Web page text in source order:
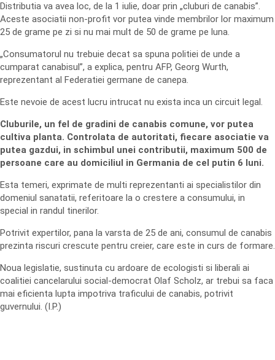
Distributia va avea loc, de la 1 iulie, doar prin „cluburi de canabis”.
Aceste asociatii non-profit vor putea vinde membrilor lor maximum
25 de grame pe zi si nu mai mult de 50 de grame pe luna.
„Consumatorul nu trebuie decat sa spuna politiei de unde a
cumparat canabisul”, a explica, pentru AFP, Georg Wurth,
reprezentant al Federatiei germane de canepa.
Este nevoie de acest lucru intrucat nu exista inca un circuit legal.
Cluburile, un fel de gradini de canabis comune, vor putea
cultiva planta. Controlata de autoritati, fiecare asociatie va
putea gazdui, in schimbul unei contributii, maximum 500 de
persoane care au domiciliul in Germania de cel putin 6 luni.
Esta temeri, exprimate de multi reprezentanti ai specialistilor din
domeniul sanatatii, referitoare la o crestere a consumului, in
special in randul tinerilor.
Potrivit expertilor, pana la varsta de 25 de ani, consumul de canabis
prezinta riscuri crescute pentru creier, care este in curs de formare.
Noua legislatie, sustinuta cu ardoare de ecologisti si liberali ai
coalitiei cancelarului social-democrat Olaf Scholz, ar trebui sa faca
mai eficienta lupta impotriva traficului de canabis, potrivit
guvernului. (I.P.)